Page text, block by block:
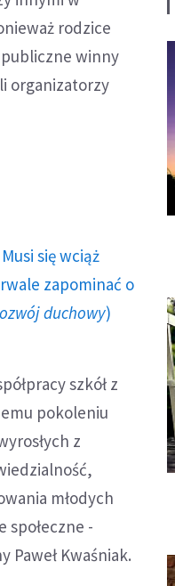
rodzice
winny
organizatorzy
się wciąż
zapominać o
duchowy)
szkół z
pokoleniu
z
młodych
społeczne -
Paweł Kwaśniak.